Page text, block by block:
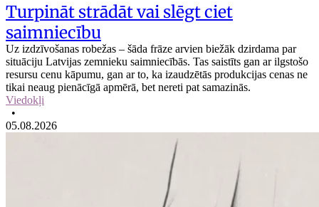
Turpināt strādāt vai slēgt ciet
saimniecību
Uz izdzīvošanas robežas – šāda frāze arvien biežāk dzirdama par
situāciju Latvijas zemnieku saimniecībās. Tas saistīts gan ar ilgstošo
resursu cenu kāpumu, gan ar to, ka izaudzētās produkcijas cenas ne
tikai neaug pienācīgā apmērā, bet nereti pat samazinās.
Viedokļi
•
05.08.2026